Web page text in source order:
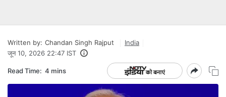
Written by: Chandan Singh Rajput
India
जून 10, 2026 22:47 IST
Read Time: 4 mins